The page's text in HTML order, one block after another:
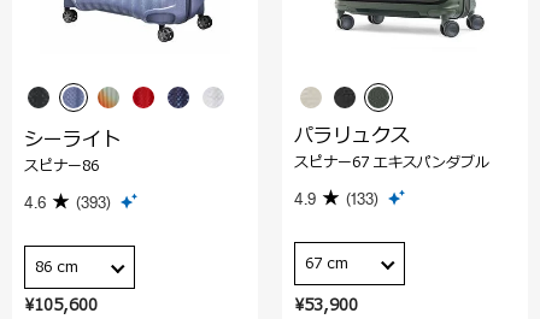
¥105,600
シーライト
スピナー86
4.6 (393)
86 cm
¥53,900
パラリュクス
スピナー67 エキスパンダブル
4.9 (133)
67 cm